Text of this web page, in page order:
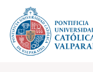
Click acá para ir